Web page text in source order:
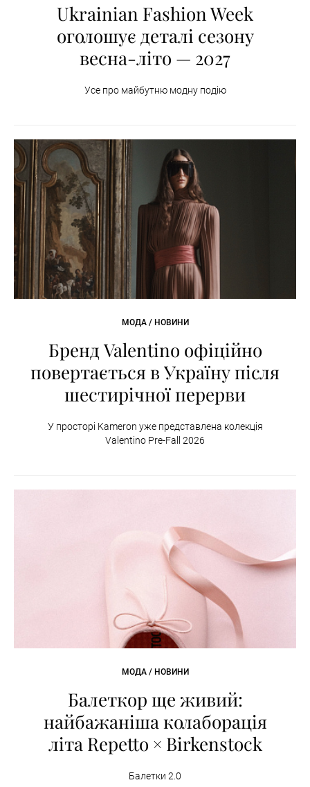
Ukrainian Fashion Week
оголошує деталі сезону
весна-літо — 2027
Усе про майбутню модну подію
МОДА / НОВИНИ
Бренд Valentino офіційно
повертається в Україну після
шестирічної перерви
У просторі Kameron уже представлена колекція
Valentino Pre-Fall 2026
МОДА / НОВИНИ
Балеткор ще живий:
найбажаніша колаборація
літа Repetto × Birkenstock
Балетки 2.0